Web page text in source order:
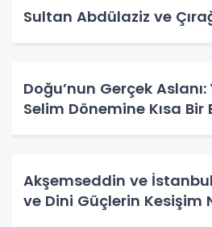
Sultan Abdülaziz ve
Doğu’nun Gerçek
Selim Dönemine Kısa Bir
Akşemseddin ve
ve Dini Güçlerin Kesişim